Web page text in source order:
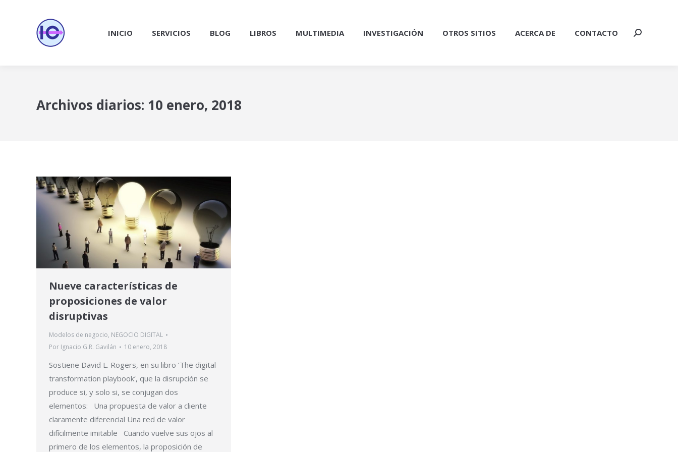
INICIO SERVICIOS BLOG LIBROS MULTIMEDIA INVESTIGACIÓN OTROS SITIOS ACERCA DE CONTACTO Buscar:
Archivos diarios: 10 enero, 2018
Nueve características de
proposiciones de valor
disruptivas
Modelos de negocio, NEGOCIO DIGITAL
Por Ignacio G.R. Gavilán 10 enero, 2018
Sostiene David L. Rogers, en su libro ‘The digital
transformation playbook‘, que la disrupción se
produce si, y solo si, se conjugan dos
elementos: Una propuesta de valor a cliente
claramente diferencial Una red de valor
difícilmente imitable Cuando vuelve sus ojos al
primero de los elementos, la proposición de